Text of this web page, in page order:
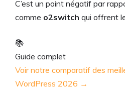
C’est un point négatif par
comme o2switch qui offrent
📚
Guide complet
Voir notre comparatif des
WordPress 2026 →